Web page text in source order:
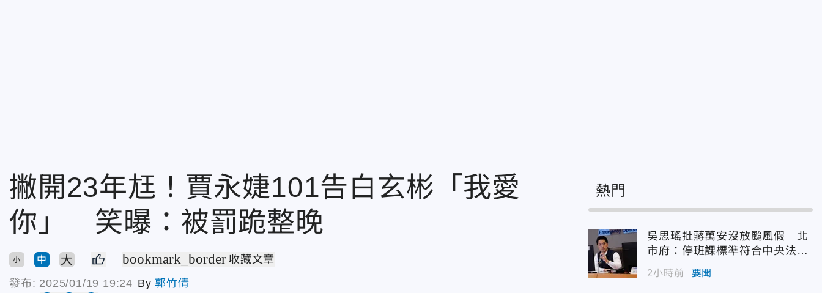
撇開23年尪！賈永婕101告白玄彬「我愛
你」 笑曝：被罰跪整晚
小 中 大 bookmark_border 收藏文章
發布: 2025/01/19 19:24 By郭竹倩
熱門
吳思瑤批蔣萬安沒放颱風假 北
市府：停班課標準符合中央法
規！
2小時前 要聞